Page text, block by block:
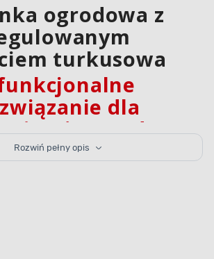
ogrodowa z
turkusowa
dla
wygody
designem, zapewniając wygodne
w ogrodzie
o różnej powierzchni. Dzięki 4-
możliwe jest dopasowanie
Rozwiń pełny opis